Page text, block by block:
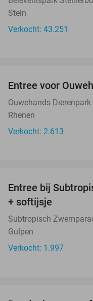
Stein
Verkocht: 43.251
Entree voor
Ouwehands Dierenpark
Rhenen
Verkocht: 2.613
Entree bij
+ softijsje
Subtropisch
Gulpen
Verkocht: 1.997